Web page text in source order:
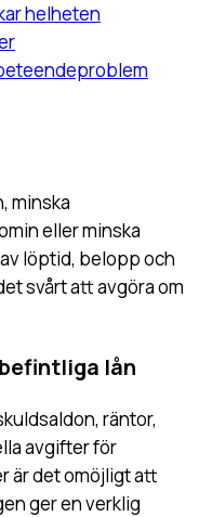
helheten
minska
eller minska
löptid, belopp och
svårt att avgöra om
lån
räntor,
avgifter för
är det omöjligt att
ger en verklig